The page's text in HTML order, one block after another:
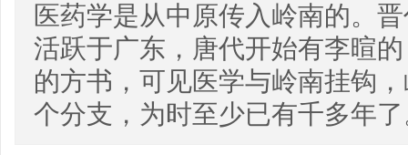
医药学是从中原传入岭南的。
活跃于广东，唐代开始有李暄
的方书，可见医学与岭南挂钩
个分支，为时至少已有千多年